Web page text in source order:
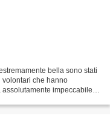
bella sono stati
volontari che hanno
impeccabile.